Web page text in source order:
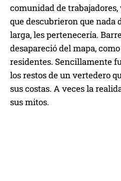
comunidad de
que descubrieron que nada
larga, les pertenecería.
desapareció del mapa,
residentes. Sencillamente
los restos de un vertedero
sus costas. A veces la
sus mitos.